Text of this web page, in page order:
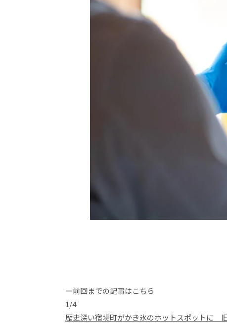
ー前回までの記事はこちら
1/4
歴史深い宿場町がかき氷のホットスポットに